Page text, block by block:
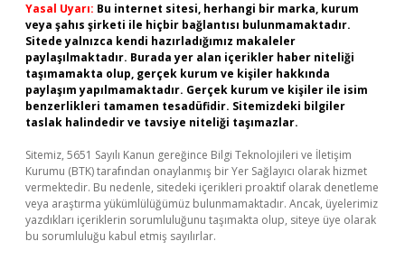
Yasal Uyarı: Bu internet sitesi, herhangi bir marka, kurum
veya şahıs şirketi ile hiçbir bağlantısı bulunmamaktadır.
Sitede yalnızca kendi hazırladığımız makaleler
paylaşılmaktadır. Burada yer alan içerikler haber niteliği
taşımamakta olup, gerçek kurum ve kişiler hakkında
paylaşım yapılmamaktadır. Gerçek kurum ve kişiler ile isim
benzerlikleri tamamen tesadüfidir. Sitemizdeki bilgiler
taslak halindedir ve tavsiye niteliği taşımazlar.
Sitemiz, 5651 Sayılı Kanun gereğince Bilgi Teknolojileri ve İletişim
Kurumu (BTK) tarafından onaylanmış bir Yer Sağlayıcı olarak hizmet
vermektedir. Bu nedenle, sitedeki içerikleri proaktif olarak denetleme
veya araştırma yükümlülüğümüz bulunmamaktadır. Ancak, üyelerimiz
yazdıkları içeriklerin sorumluluğunu taşımakta olup, siteye üye olarak
bu sorumluluğu kabul etmiş sayılırlar.